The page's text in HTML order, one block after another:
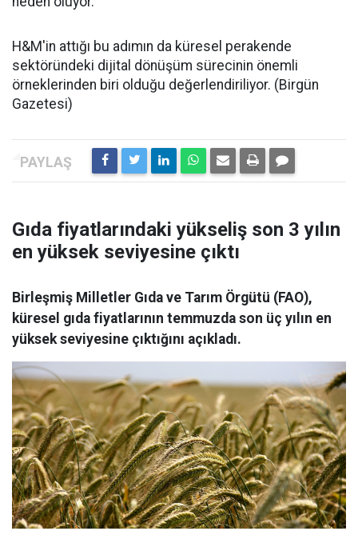
H&M'in attığı bu adımın da küresel perakende
sektöründeki dijital dönüşüm sürecinin önemli
örneklerinden biri olduğu değerlendiriliyor. (Birgün
Gazetesi)
Gıda fiyatlarındaki yükseliş son 3 yılın
en yüksek seviyesine çıktı
Birleşmiş Milletler Gıda ve Tarım Örgütü (FAO),
küresel gıda fiyatlarının temmuzda son üç yılın en
yüksek seviyesine çıktığını açıkladı.